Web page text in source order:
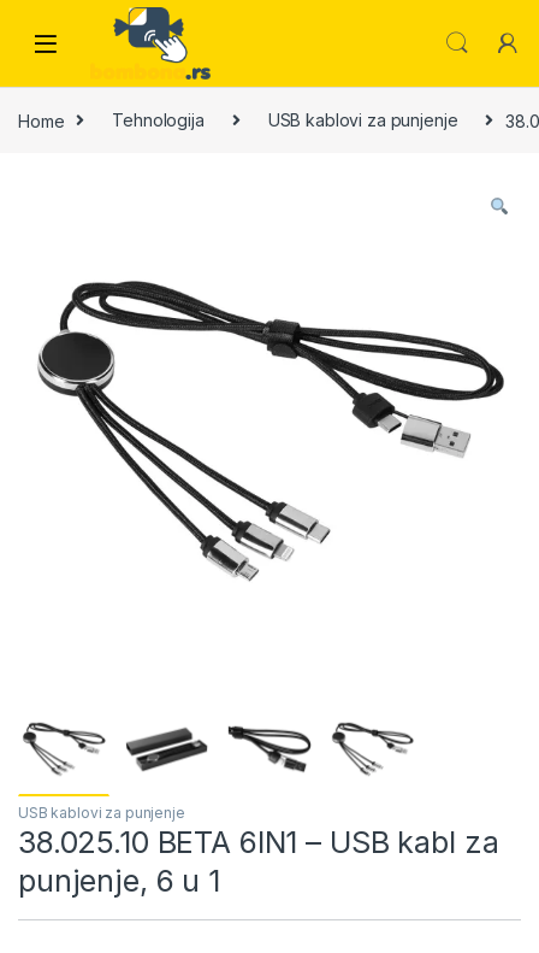
Skip to navigation
Home Tehnologija USB kablovi za punjenje
USB kablovi za punjenje
38.025.10 BETA 6IN1 – USB kabl za
punjenje, 6 u 1